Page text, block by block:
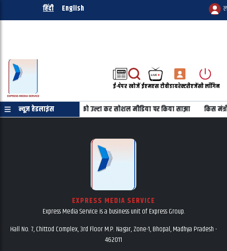
हिंदी English
ई-पेपरखोजेंईएमएस टीवीडायरेक्टरीएजेंसी लॉगिन
न्यूज़ हेडलाइंस
नहीं महबूबा की तस्वीर को उल्टा कर सोशल मीडिया पर किया साझा किस
EXPRESS MEDIA SERVICE
Express Media Service is a business unit of Express Group.
Hall No. 7, Chittod Complex, 3rd Floor M.P. Nagar, Zone-1, Bhopal, Madhya Pradesh -
462011